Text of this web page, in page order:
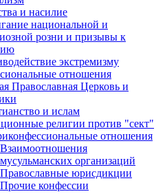
и насилие
национальной и
розни и призывы к
экстремизму
отношения
Православная Церковь и
и ислам
религии против "сект"
отношения
Взаимоотношения
мусульманских организаций
Православные юрисдикции
Прочие конфессии